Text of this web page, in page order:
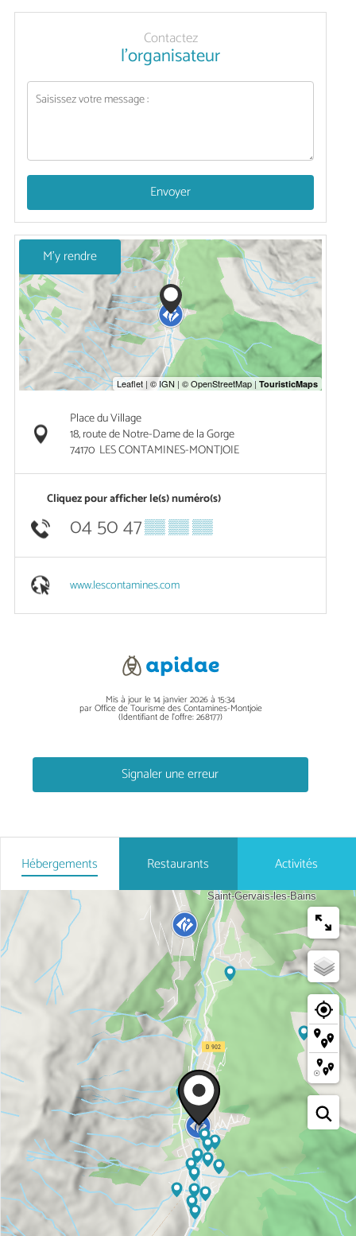
Contactez
l'organisateur
Envoyer
M'y rendre
Place du Village
18, route de Notre-Dame de la Gorge
74170 LES CONTAMINES-MONTJOIE
Cliquez pour afficher le(s) numéro(s)
04 50 47▒▒ ▒▒ ▒▒
www.lescontamines.com
Mis à jour le 14 janvier 2026 à 15:34
par Office de Tourisme des Contamines-Montjoie
(Identifiant de l'offre:268177)
Signaler une erreur
Hébergements Restaurants Activités